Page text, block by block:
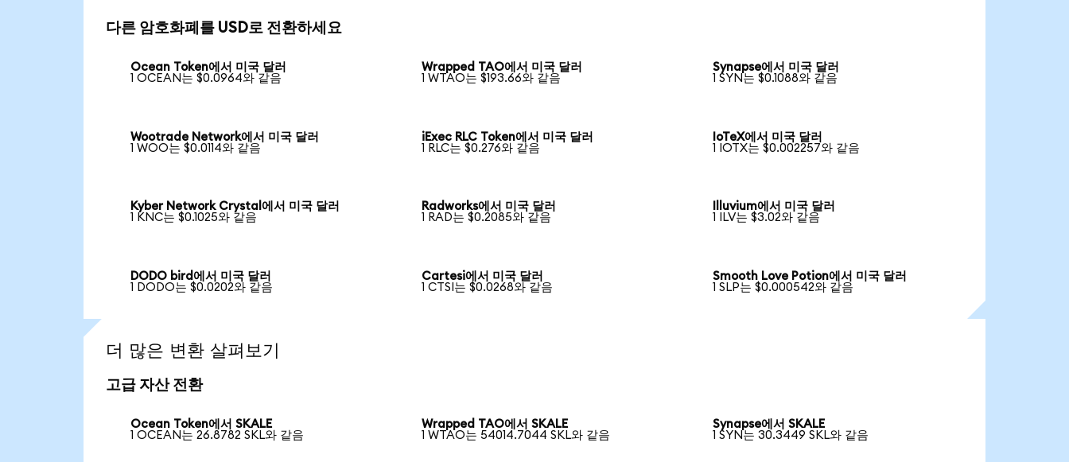
다른 암호화폐를 USD로 전환하세요
Ocean Token에서 미국 달러
1 OCEAN는 $0.0964와 같음
Wrapped TAO에서 미국 달러
1 WTAO는 $193.66와 같음
Synapse에서 미국 달러
1 SYN는 $0.1088와 같음
Wootrade Network에서 미국 달러
1 WOO는 $0.0114와 같음
iExec RLC Token에서 미국 달러
1 RLC는 $0.276와 같음
IoTeX에서 미국 달러
1 IOTX는 $0.002257와 같음
Kyber Network Crystal에서 미국 달러
1 KNC는 $0.1025와 같음
Radworks에서 미국 달러
1 RAD는 $0.2085와 같음
Illuvium에서 미국 달러
1 ILV는 $3.02와 같음
DODO bird에서 미국 달러
1 DODO는 $0.0202와 같음
Cartesi에서 미국 달러
1 CTSI는 $0.0268와 같음
Smooth Love Potion에서 미국 달러
1 SLP는 $0.000542와 같음
더 많은 변환 살펴보기
고급 자산 전환
Ocean Token에서 SKALE
1 OCEAN는 26.8782 SKL와 같음
Wrapped TAO에서 SKALE
1 WTAO는 54014.7044 SKL와 같음
Synapse에서 SKALE
1 SYN는 30.3449 SKL와 같음